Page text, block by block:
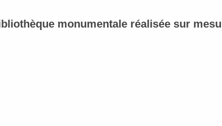
monumentale réalisée sur